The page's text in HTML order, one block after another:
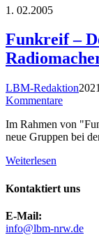
1. 02.2005
Funkreif –
LBM-Redaktion
Kommentare
Im Rahmen von
neue Gruppen bei
Weiterlesen
Kontaktiert uns
E-Mail:
info@lbm-nrw.de